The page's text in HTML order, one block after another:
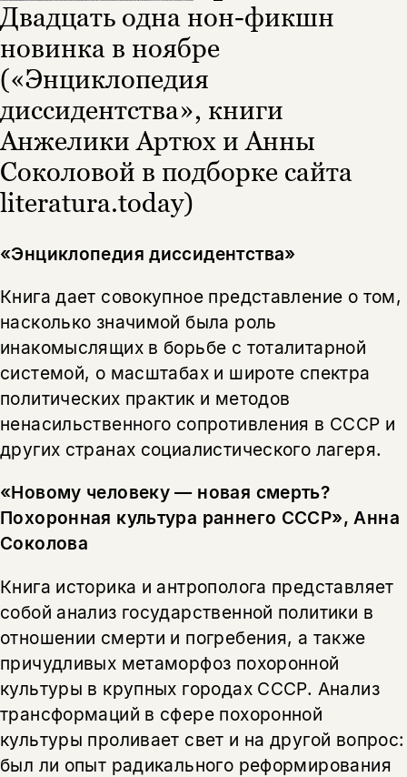
Двадцать одна нон-фикшн
новинка в ноябре
(«Энциклопедия
диссидентства», книги
Анжелики Артюх и Анны
Соколовой в подборке сайта
literatura.today)
«Энциклопедия диссидентства»
Книга дает совокупное представление о том,
насколько значимой была роль
инакомыслящих в борьбе с тоталитарной
системой, о масштабах и широте спектра
политических практик и методов
ненасильственного сопротивления в СССР и
других странах социалистического лагеря.
«Новому человеку — новая смерть?
Похоронная культура раннего СССР», Анна
Соколова
Книга историка и антрополога представляет
собой анализ государственной политики в
отношении смерти и погребения, а также
причудливых метаморфоз похоронной
культуры в крупных городах СССР. Анализ
трансформаций в сфере похоронной
культуры проливает свет и на другой вопрос:
был ли опыт радикального реформирования
Подписка на рассылку
Раз в неделю мы отправляем рассылку
о книгах и событиях «НЛО».
скидку 15%
Я соглашаюсь сПолитикой конфиденциальности
подписаться
Этой книги временно
нет в продаже.
Вы можете подписаться на
уведомления, и при поступлении книги
электронный адрес.
Я соглашаюсь сПолитикой конфиденциальности
подписаться
Эта книга
несовершеннолетних
Скажите, пожалуйста,
вам уже исполнилось 18 лет?
да